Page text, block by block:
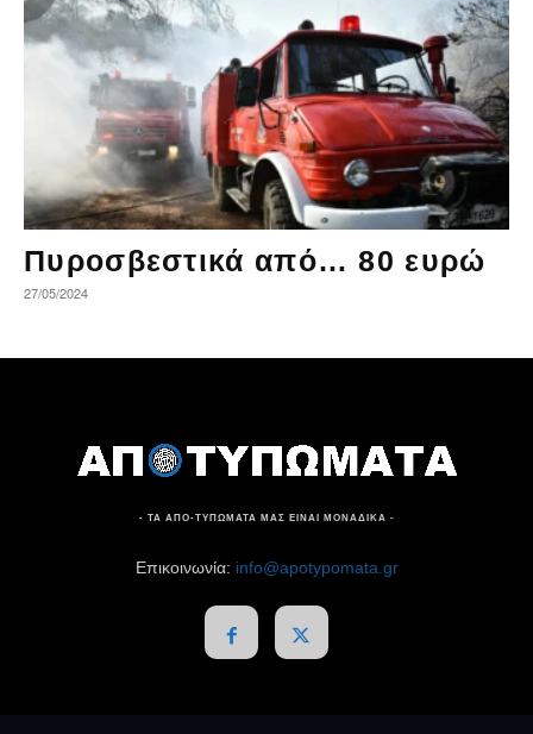
Πυροσβεστικά από… 80 ευρώ
27/05/2024
- ΤΑ ΑΠΟ-ΤΥΠΩΜΑΤΑ ΜΑΣ ΕΙΝΑΙ ΜΟΝΑΔΙΚΑ -
Επικοινωνία: info@apotypomata.gr